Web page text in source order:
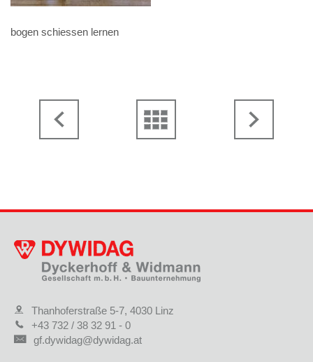
bogen schiessen lernen
Thanhoferstraße 5-7, 4030 Linz
+43 732 / 38 32 91 - 0
gf.dywidag@dywidag.at